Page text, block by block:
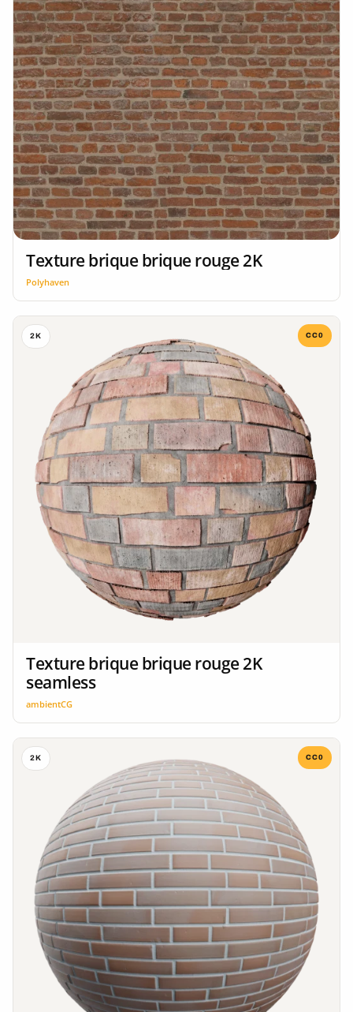
Texture brique brique rouge 2K
Polyhaven
2K CC0
Texture brique brique rouge 2K
seamless
ambientCG
2K CC0